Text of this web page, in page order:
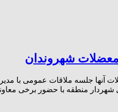
شهروندان
شهردار منطقه با حضور برخی